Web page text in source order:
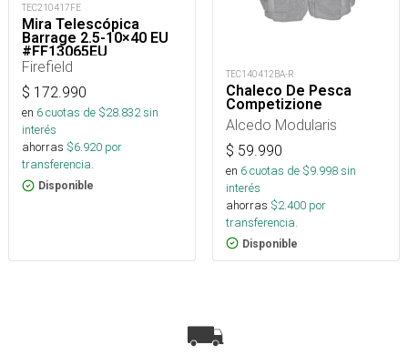
TEC210417FE
Mira Telescópica
Barrage 2.5-10×40 EU
#FF13065EU
Firefield
$ 172.990
en 6cuotas de $28.832sin
interés
ahorras $6.920 por
transferencia.
Disponible
TEC140412BA-R
Chaleco De Pesca
Competizione
Alcedo Modularis
$ 59.990
en 6cuotas de $9.998sin
interés
ahorras $2.400 por
transferencia.
Disponible